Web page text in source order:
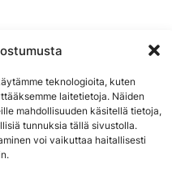
teknologioita, kuten
laitetietoja. Näiden
mahdollisuuden käsitellä tietoja,
tunnuksia tällä sivustolla.
voi vaikuttaa haitallisesti